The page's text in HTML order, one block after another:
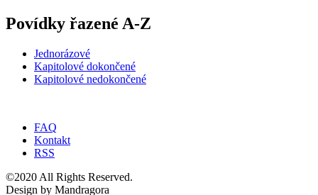
Povídky řazené A-Z
Jednorázové
Kapitolové dokončené
Kapitolové nedokončené
FAQ
Kontakt
RSS
©2020 All Rights Reserved.
Design by Mandragora